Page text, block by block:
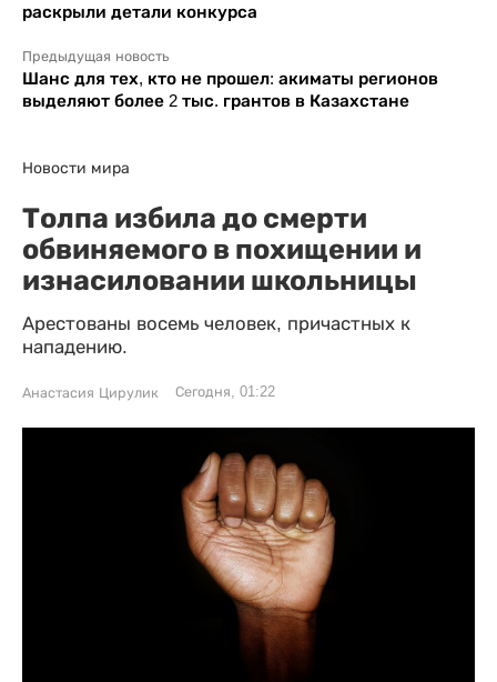
раскрыли детали конкурса
Предыдущая новость
Шанс для тех, кто не прошел: акиматы регионов
выделяют более 2 тыс. грантов в Казахстане
Новости мира
Толпа избила до смерти
обвиняемого в похищении и
изнасиловании школьницы
Арестованы восемь человек, причастных к
нападению.
Анастасия Цирулик Сегодня, 01:22